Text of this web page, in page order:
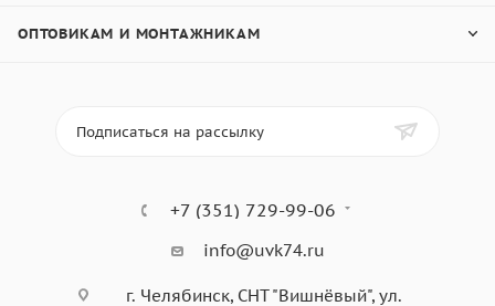
ОПТОВИКАМ И МОНТАЖНИКАМ
Подписаться на рассылку
+7 (351) 729-99-06
info@uvk74.ru
г. Челябинск, СНТ "Вишнёвый", ул.